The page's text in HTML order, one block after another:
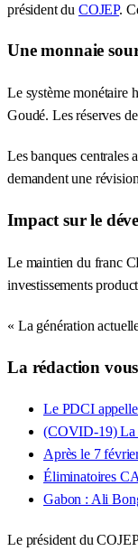
président du COJEP.
Une monnaie
Le système monétaire
Goudé. Les réserves
Les banques centrales
demandent une
Impact sur le
Le maintien du franc
investissements
« La génération
La rédaction
Le PDCI appelle
(COVID-19) La
Après le 7
Éliminatoires
Gabon : Ali
Le président du